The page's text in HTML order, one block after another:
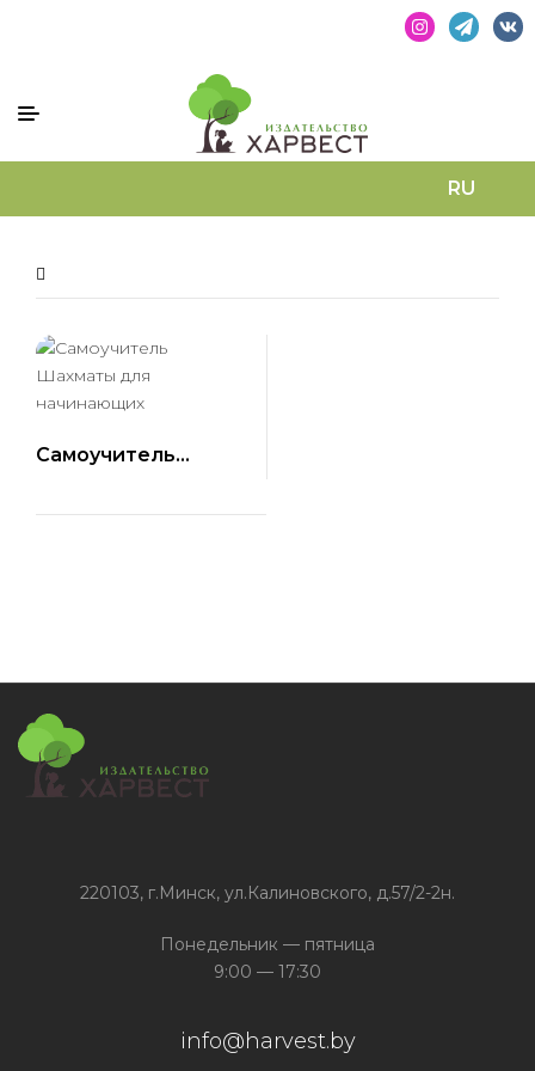
RU
Самоучитель
начинающих
220103, г.Минск, ул.Калиновского, д.57/2-2н.
Понедельник — пятница
9:00 — 17:30
info@harvest.by